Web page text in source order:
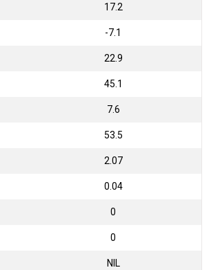
17.2
-7.1
22.9
45.1
7.6
53.5
2.07
0.04
0
0
NIL